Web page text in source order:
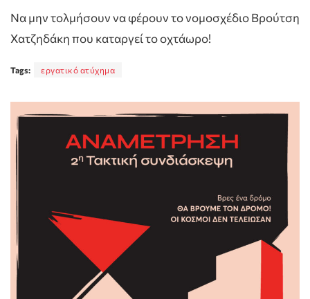
Να μην τολμήσουν να φέρουν το νομοσχέδιο Βρούτση
Χατζηδάκη που καταργεί το οχτάωρο!
Tags: εργατικό ατύχημα